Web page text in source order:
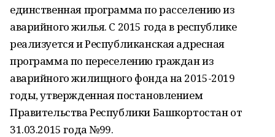
единственная программа по расселению из
аварийного жилья. С 2015 года в республике
реализуется и Республиканская адресная
программа по переселению граждан из
аварийного жилищного фонда на 2015-2019
годы, утвержденная постановлением
Правительства Республики Башкортостан от
31.03.2015 года №99.